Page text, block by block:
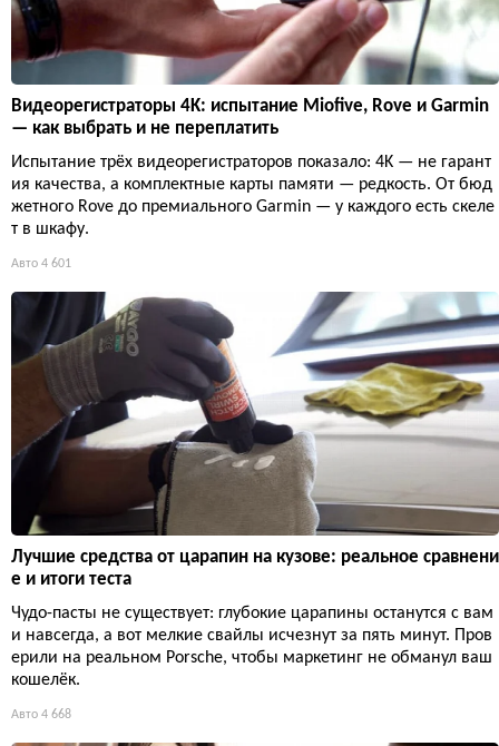
Видеорегистраторы 4K: испытание Miofive, Rove и Garmin
— как выбрать и не переплатить
Испытание трёх видеорегистраторов показало: 4K — не гарант
ия качества, а комплектные карты памяти — редкость. От бюд
жетного Rove до премиального Garmin — у каждого есть скеле
т в шкафу.
Авто 4 601
Лучшие средства от царапин на кузове: реальное сравнени
е и итоги теста
Чудо-пасты не существует: глубокие царапины останутся с вам
и навсегда, а вот мелкие свайлы исчезнут за пять минут. Пров
ерили на реальном Porsche, чтобы маркетинг не обманул ваш
кошелёк.
Авто 4 668